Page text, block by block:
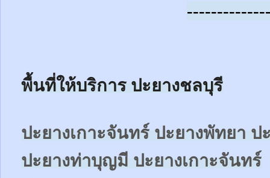
พื้นที่ให้บริการ ปะยางชลบุรี
ปะยางเกาะจันทร์ ปะยางพัทยา ป
ปะยางท่าบุญมี ปะยางเกาะจันทร์